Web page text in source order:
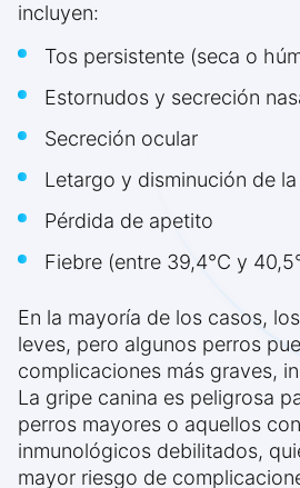
incluyen:
Tos persistente (seca o
Estornudos y secreción
Secreción ocular
Letargo y disminución de
Pérdida de apetito
Fiebre (entre 39,4°C y
En la mayoría de los casos,
leves, pero algunos perros
complicaciones más graves,
La gripe canina es peligrosa
perros mayores o aquellos
inmunológicos debilitados,
mayor riesgo de